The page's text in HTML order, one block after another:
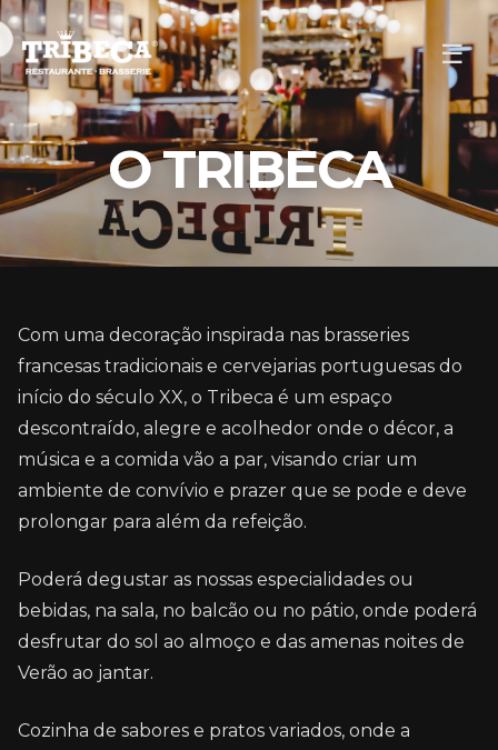
O TRIBECA
Com uma decoração inspirada nas brasseries
francesas tradicionais e cervejarias portuguesas do
início do século XX, o Tribeca é um espaço
descontraído, alegre e acolhedor onde o décor, a
música e a comida vão a par, visando criar um
ambiente de convívio e prazer que se pode e deve
prolongar para além da refeição.
Poderá degustar as nossas especialidades ou
bebidas, na sala, no balcão ou no pátio, onde poderá
desfrutar do sol ao almoço e das amenas noites de
Verão ao jantar.
Cozinha de sabores e pratos variados, onde a